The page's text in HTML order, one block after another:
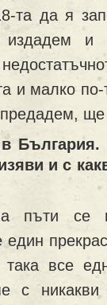
та да я
издадем и
и малко
България.
и с
пъти се
така все
с никакви